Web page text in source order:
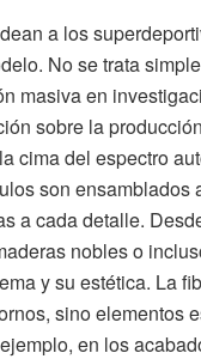
a los
No se trata
masiva en
sobre la
cima del espectro
son ensamblados
a cada detalle.
nobles o
y su estética. La
sino elementos
en los